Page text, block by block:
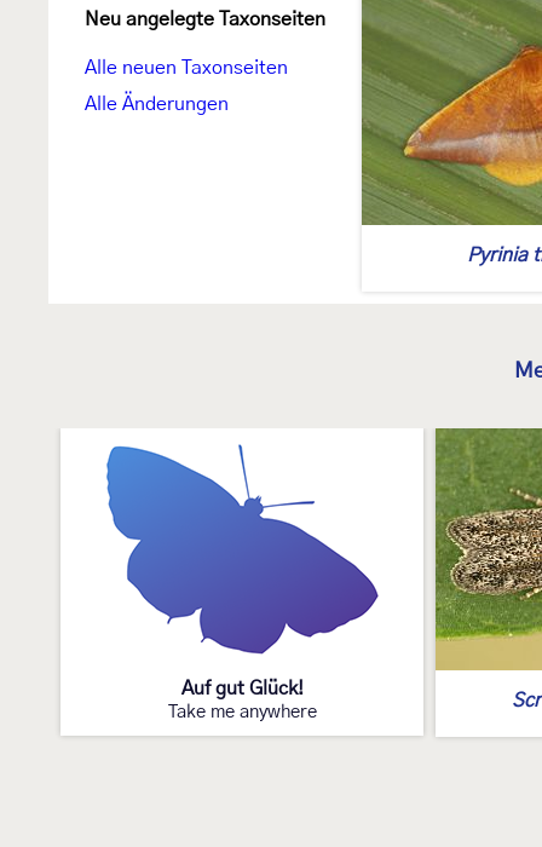
Neu angelegte Taxonseiten
Alle neuen Taxonseiten
Alle Änderungen
Pyrinia
Auf gut Glück!
Take me anywhere